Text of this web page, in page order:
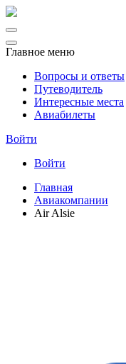
Главное меню
Вопросы и ответы
Путеводитель
Интересные места
Авиабилеты
Войти
Войти
Главная
Авиакомпании
Air Alsie